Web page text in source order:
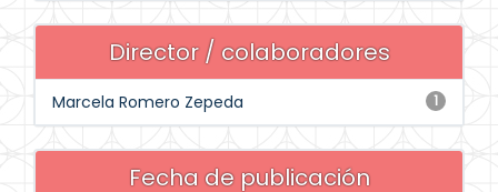
Director / colaboradores
1
Marcela Romero Zepeda
Fecha de publicación